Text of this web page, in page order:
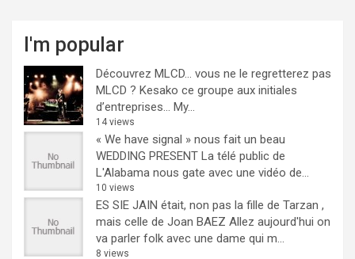
I'm popular
Découvrez MLCD… vous ne le regretterez pas
MLCD ? Kesako ce groupe aux initiales
d’entreprises… My...
14 views
« We have signal » nous fait un beau
WEDDING PRESENT La télé public de
L'Alabama nous gate avec une vidéo de...
10 views
ES SIE JAIN était, non pas la fille de Tarzan ,
mais celle de Joan BAEZ Allez aujourd'hui on
va parler folk avec une dame qui m...
8 views